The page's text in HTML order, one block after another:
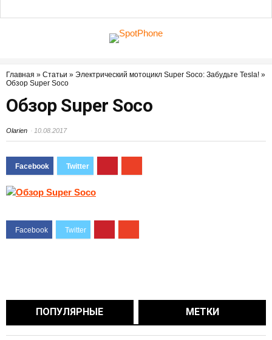
Главная » Статьи » Электрический мотоцикл Super Soco: Забудьте Tesla! »
Обзор Super Soco
Обзор Super Soco
Olarien 10.08.2017
ПОПУЛЯРНЫЕ МЕТКИ